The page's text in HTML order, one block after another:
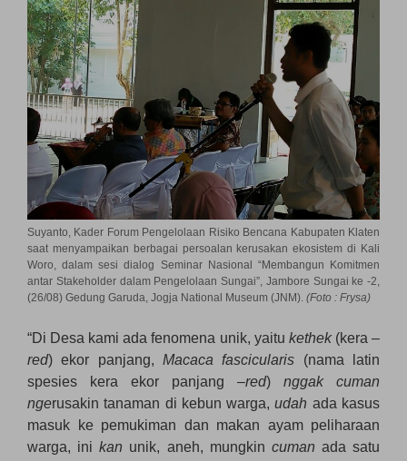
Suyanto, Kader Forum Pengelolaan Risiko Bencana Kabupaten Klaten
saat menyampaikan berbagai persoalan kerusakan ekosistem di Kali
Woro, dalam sesi dialog Seminar Nasional “Membangun Komitmen
antar Stakeholder dalam Pengelolaan Sungai”, Jambore Sungai ke -2,
(26/08) Gedung Garuda, Jogja National Museum (JNM). (Foto : Frysa)
“Di Desa kami ada fenomena unik, yaitu kethek(kera –
red) ekor panjang, Macaca fascicularis (nama latin
spesies kera ekor panjang –red) nggak cuman
ngerusakin tanaman di kebun warga,udah ada kasus
masuk ke pemukiman dan makan ayam peliharaan
warga, inikan unik, aneh, mungkin cuman ada satu